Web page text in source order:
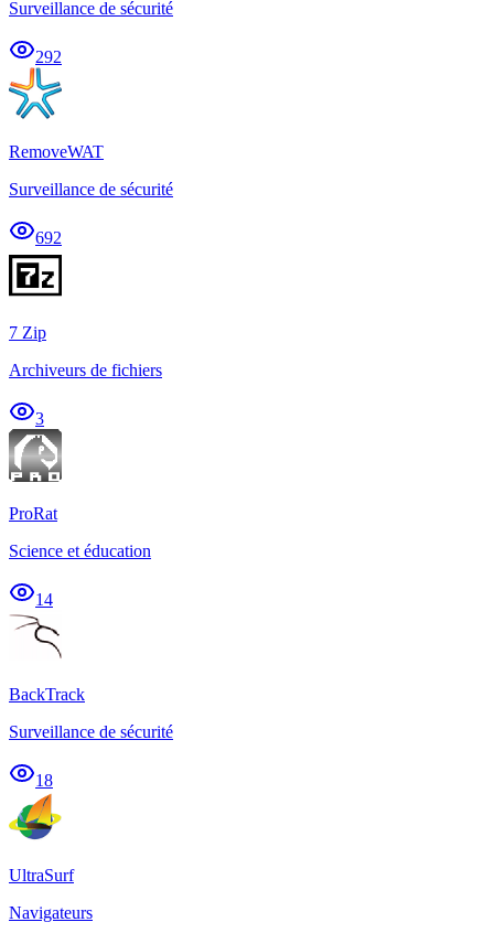
Surveillance de sécurité
292
RemoveWAT
Surveillance de sécurité
692
7 Zip
Archiveurs de fichiers
3
ProRat
Science et éducation
14
BackTrack
Surveillance de sécurité
18
UltraSurf
Navigateurs